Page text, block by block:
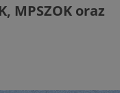
MPSZOK oraz